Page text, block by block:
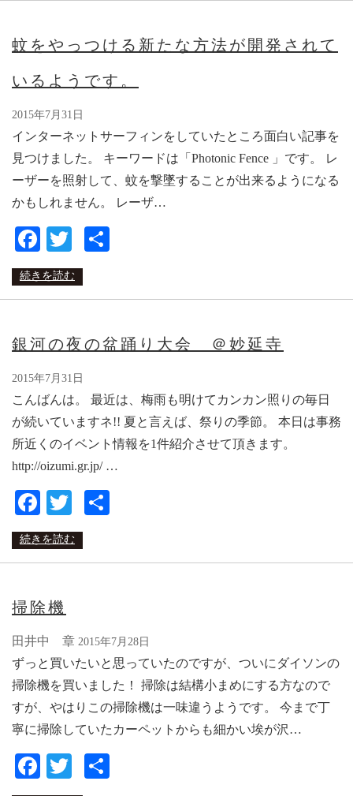
蚊をやっつける新たな方法が開発されて
いるようです。
2015年7月31日
インターネットサーフィンをしていたところ面白い記事を
見つけました。 キーワードは「Photonic Fence 」です。 レ
ーザーを照射して、蚊を撃墜することが出来るようになる
かもしれません。 レーザ…
Facebook
Twitter
続きを読む
銀河の夜の盆踊り大会 ＠妙延寺
2015年7月31日
こんばんは。 最近は、梅雨も明けてカンカン照りの毎日
が続いていますネ!! 夏と言えば、祭りの季節。 本日は事務
所近くのイベント情報を1件紹介させて頂きます。
http://oizumi.gr.jp/ …
Facebook
Twitter
続きを読む
掃除機
田井中 章 2015年7月28日
ずっと買いたいと思っていたのですが、ついにダイソンの
掃除機を買いました！ 掃除は結構小まめにする方なので
すが、やはりこの掃除機は一味違うようです。 今まで丁
寧に掃除していたカーペットからも細かい埃が沢…
Facebook
Twitter